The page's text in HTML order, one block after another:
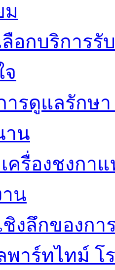
ม
อกบริการรั
รดูแลรักษา
าน
ครื่องชงกา
น
ชิงลึกของก
าร์ทไทม์ โ